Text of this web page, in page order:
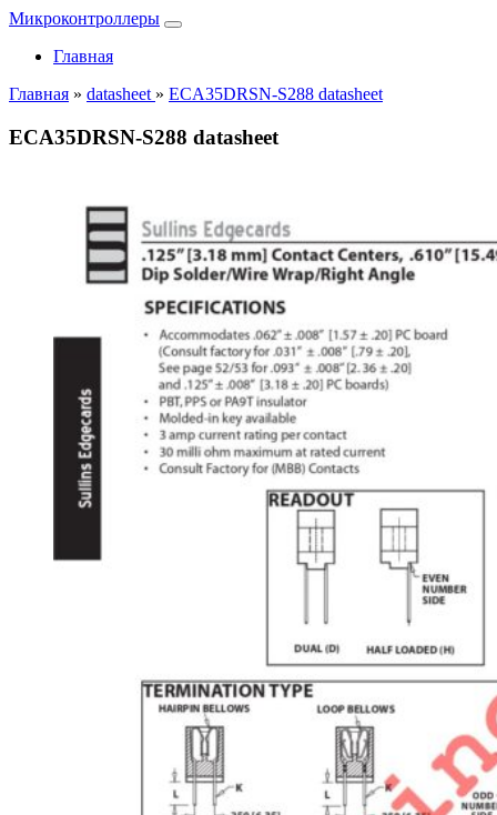
Микроконтроллеры
Главная
Главная » datasheet » ECA35DRSN-S288 datasheet
ECA35DRSN-S288 datasheet